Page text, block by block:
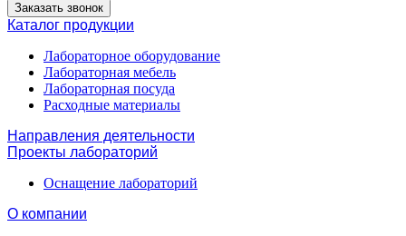
Заказать звонок
Каталог продукции
Лабораторное оборудование
Лабораторная мебель
Лабораторная посуда
Расходные материалы
Направления деятельности
Проекты лабораторий
Оснащение лабораторий
О компании